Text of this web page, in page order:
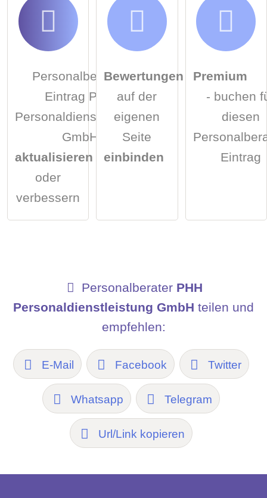
Personalberater-
Eintrag PHH
Personaldienstleistung
GmbH
aktualisieren
oder
verbessern
Bewertungen
auf der
eigenen
Seite
einbinden
Premium
- buchen
diesen
Eintrag
Personalberater PHH
Personaldienstleistung GmbH teilen und
empfehlen:
E-Mail Facebook Twitter
Whatsapp Telegram
Url/Link kopieren